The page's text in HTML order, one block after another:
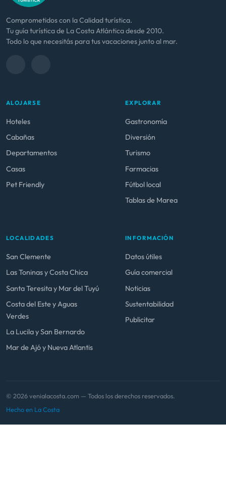
Comprometidos con la Calidad turística.
Tu guía turística de La Costa Atlántica desde 2010.
Todo lo que necesitás para tus vacaciones junto al mar.
ALOJARSE
Hoteles
Cabañas
Departamentos
Casas
Pet Friendly
EXPLORAR
Gastronomía
Diversión
Turismo
Farmacias
Fútbol local
Tablas de Marea
LOCALIDADES
San Clemente
Las Toninas y Costa Chica
Santa Teresita y Mar del Tuyú
Costa del Este y Aguas
Verdes
La Lucila y San Bernardo
Mar de Ajó y Nueva Atlantis
INFORMACIÓN
Datos útiles
Guía comercial
Noticias
Sustentabilidad
Publicitar
© 2026 venialacosta.com — Todos los derechos reservados.
Hecho en La Costa